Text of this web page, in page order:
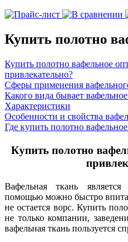
Купить полотно
Купить полотно вафельное
привлекательно?
Сферы применения
Какого вида бывает
Характеристики
Особенности и свойства
Где купить полотно
Купить полотно
Вафельная ткань
помощью можно быстро
не остается ворс. Купить
не только компании,
вафельная ткань пользуется